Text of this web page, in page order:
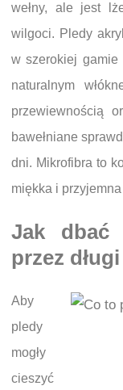
wełny, ale jest
wilgoci. Pledy
w szerokiej gamie
naturalnym
przewiewnością
bawełniane
dni. Mikrofibra to
miękka i
Jak dbać
przez
Aby
pledy
mogły
cieszyć